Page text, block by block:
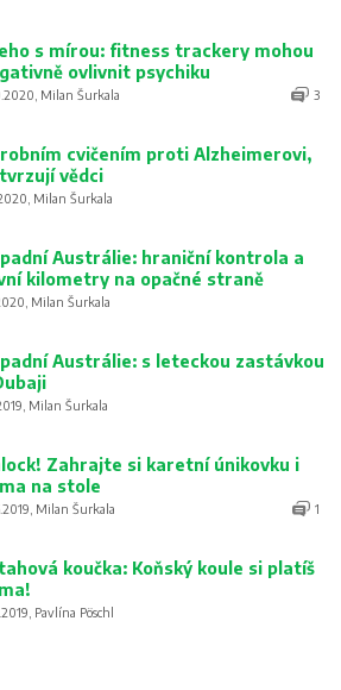
s mírou: fitness trackery mohou
ovlivnit psychiku
Milan Šurkala 3
cvičením proti Alzheimerovi,
vědci
Milan Šurkala
Austrálie: hraniční kontrola a
kilometry na opačné straně
Milan Šurkala
Austrálie: s leteckou zastávkou
Milan Šurkala
Zahrajte si karetní únikovku i
na stole
Milan Šurkala 1
koučka: Koňský koule si platíš
Pavlína Pöschl